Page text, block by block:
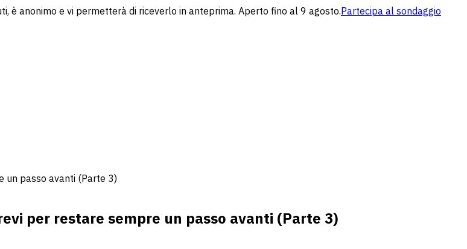
è anonimo e vi permetterà di riceverlo in anteprima. Aperto fino al 9 agosto.Partecipa al sondaggio
un passo avanti (Parte 3)
per restare sempre un passo avanti (Parte 3)